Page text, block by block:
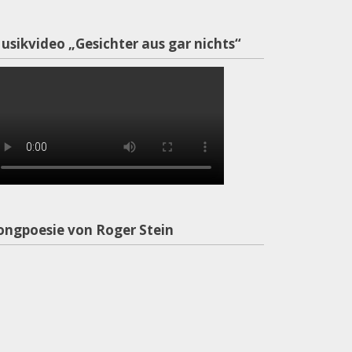
„Gesichter aus gar nichts“
von Roger Stein